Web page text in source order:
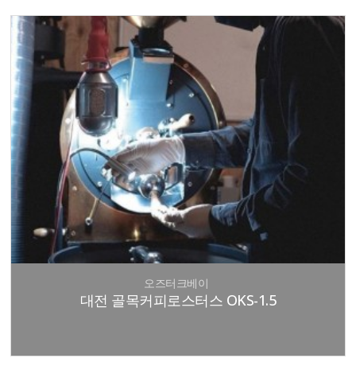
오즈터크베이
대전 골목커피로스터스 OKS-1.5